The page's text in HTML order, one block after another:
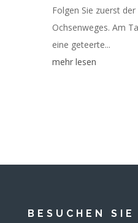
Folgen Sie zuerst
Ochsenweges. Am
eine geteerte...
mehr lesen
BESUCHEN SIE